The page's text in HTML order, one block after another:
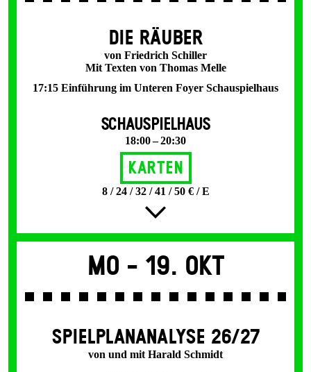
DIE RÄUBER
von Friedrich Schiller
Mit Texten von Thomas Melle
17:15 Einführung im Unteren Foyer Schauspielhaus
SCHAUSPIELHAUS
18:00 – 20:30
Karten
8 / 24 / 32 / 41 / 50 € / E
Mo - 19. Okt
SPIEL­PLAN­ANALYSE 26/27
von und mit Harald Schmidt